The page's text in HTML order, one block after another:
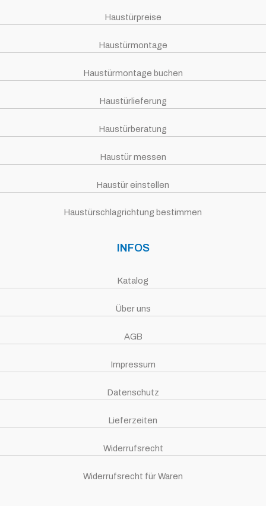
Haustürpreise
Haustürmontage
Haustürmontage buchen
Haustürlieferung
Haustürberatung
Haustür messen
Haustür einstellen
Haustürschlagrichtung bestimmen
INFOS
Katalog
Über uns
AGB
Impressum
Datenschutz
Lieferzeiten
Widerrufsrecht
Widerrufsrecht für Waren